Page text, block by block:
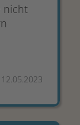
nicht
12.05.2023